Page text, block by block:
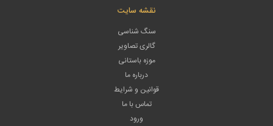
نقشه سایت
سنگ شناسی
گالری تصاویر
موزه باستانی
درباره ما
قوانین و شرایط
تماس با ما
ورود